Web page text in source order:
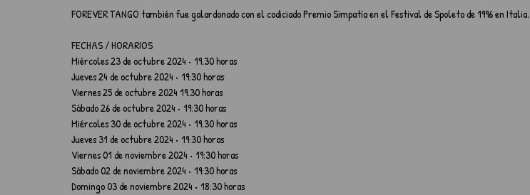
FOREVER TANGO también fue galardonado con el codiciado Premio Simpatía en el Festival de Spoleto de 1996 en Italia.
FECHAS / HORARIOS
Miércoles 23 de octubre 2024 • 19.30 horas
Jueves 24 de octubre 2024 • 19:30 horas
Viernes 25 de octubre 2024 19.30 horas
Sábado 26 de octubre 2024 • 19:30 horas
Miércoles 30 de octubre 2024 • 19.30 horas
Jueves 31 de octubre 2024 • 19:30 horas
Viernes 01 de noviembre 2024 • 19:30 horas
Sábado 02 de noviembre 2024 • 19:30 horas
Domingo 03 de noviembre 2024 • 18:30 horas